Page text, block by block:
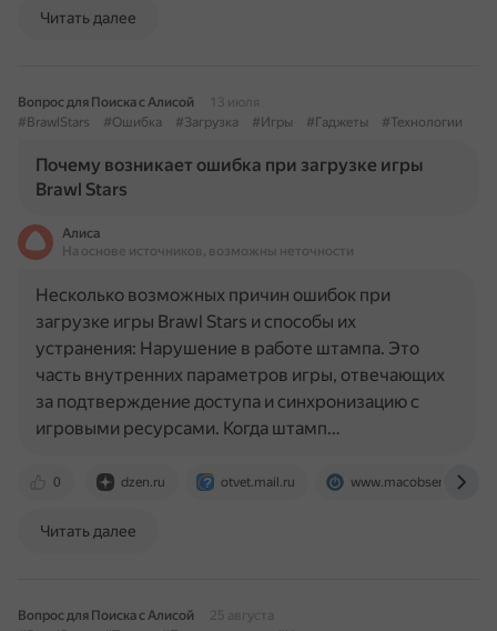
Читать далее
Вопрос для Поиска с Алисой
13 июля
#BrawlStars
#Ошибка #Загрузка #Игры #Гаджеты #Технологии
Почему возникает ошибка при загрузке игры
Brawl Stars
Алиса
На основе источников, возможны неточности
0 dzen.ru otvet.mail.ru www.macobserver.com
Несколько возможных причин ошибок при
загрузке игры Brawl Stars и способы их
устранения: Нарушение в работе штампа. Это
часть внутренних параметров игры, отвечающих
за подтверждение доступа и синхронизацию с
игровыми ресурсами. Когда штамп…
Читать далее
Вопрос для Поиска с Алисой
25 августа